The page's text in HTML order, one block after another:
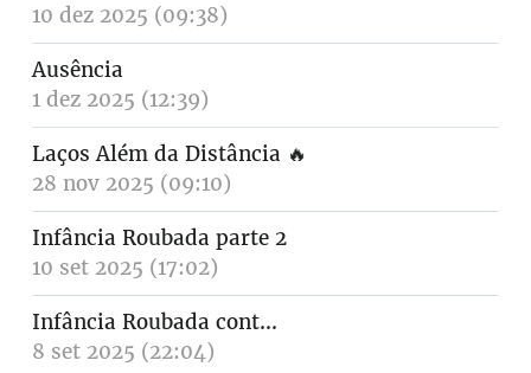
10 dez 2025 (09:38)
Ausência
1 dez 2025 (12:39)
Laços Além da Distância 🔥
28 nov 2025 (09:10)
Infância Roubada parte 2
10 set 2025 (17:02)
Infância Roubada cont...
8 set 2025 (22:04)